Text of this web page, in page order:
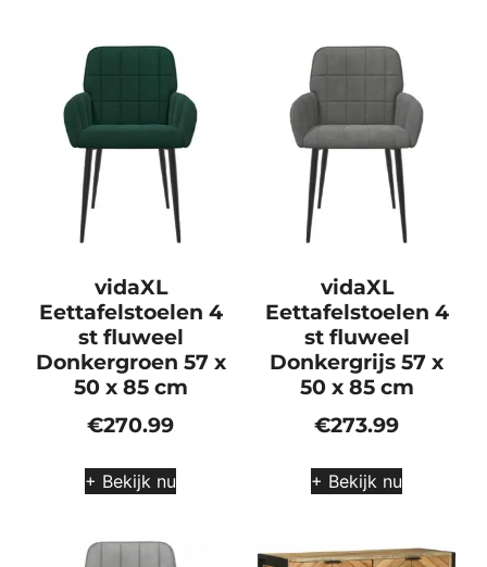
vidaXL
Eettafelstoelen 4
st fluweel
Donkergroen 57 x
50 x 85 cm
€270.99
+ Bekijk nu
vidaXL
Eettafelstoelen 4
st fluweel
Donkergrijs 57 x
50 x 85 cm
€273.99
+ Bekijk nu